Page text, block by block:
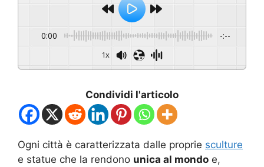
0:00 -:--
1x
Condividi l'articolo
Ogni città è caratterizzata dalle proprie sculture
e statue che la rendono unica al mondo e,